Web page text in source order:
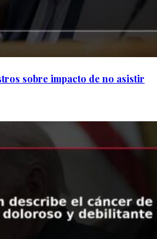
sobre impacto de no asistir